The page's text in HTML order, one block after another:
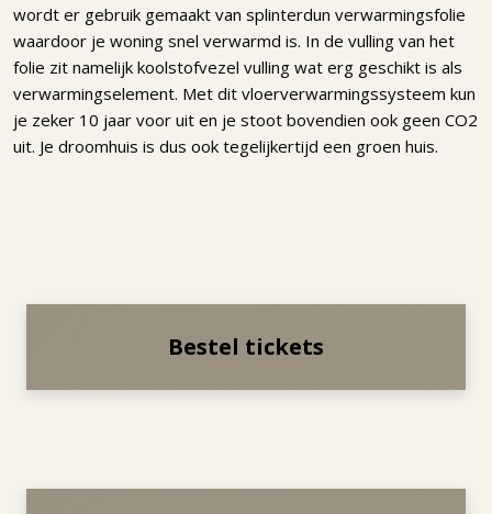
wordt er gebruik gemaakt van splinterdun verwarmingsfolie
waardoor je woning snel verwarmd is. In de vulling van het
folie zit namelijk koolstofvezel vulling wat erg geschikt is als
verwarmingselement. Met dit vloerverwarmingssysteem kun
je zeker 10 jaar voor uit en je stoot bovendien ook geen CO2
uit. Je droomhuis is dus ook tegelijkertijd een groen huis.
Bestel tickets